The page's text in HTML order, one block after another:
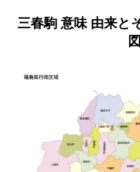
三春駒 意味 由来と
図